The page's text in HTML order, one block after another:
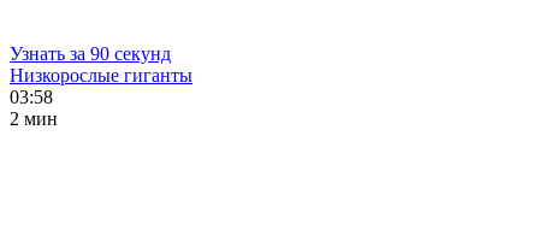
Узнать за 90 секунд
Низкорослые гиганты
03:58
2 мин